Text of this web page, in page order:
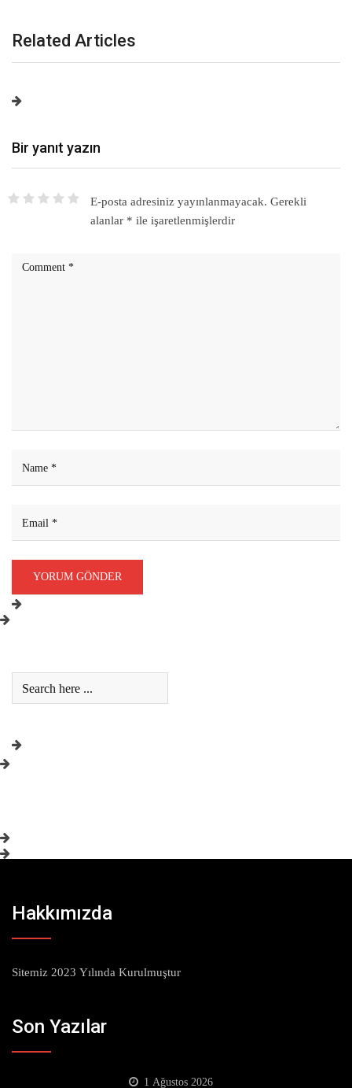
Related Articles
Bir yanıt yazın
E-posta adresiniz yayınlanmayacak. Gerekli
alanlar * ile işaretlenmişlerdir
Hakkımızda
Sitemiz 2023 Yılında Kurulmuştur
Son Yazılar
1 Ağustos 2026